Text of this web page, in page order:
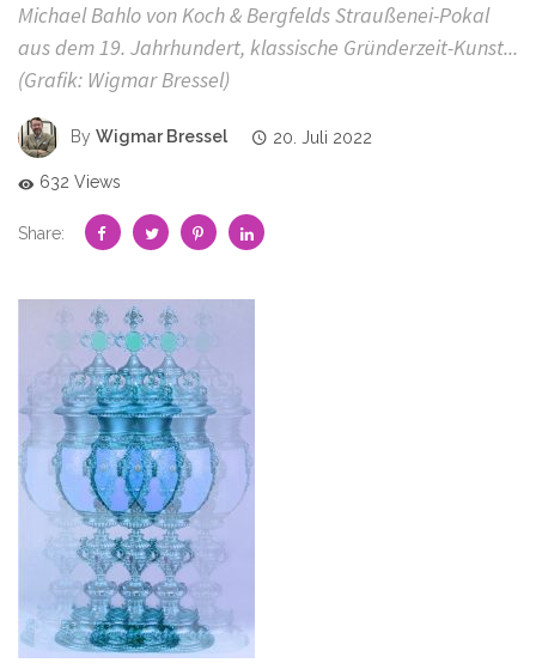
Michael Bahlo von Koch & Bergfelds Straußenei-Pokal
aus dem 19. Jahrhundert, klassische Gründerzeit-Kunst...
(Grafik: Wigmar Bressel)
By Wigmar Bressel 20. Juli 2022
632 Views
Share: